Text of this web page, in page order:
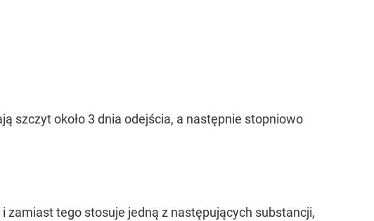
szczyt około 3 dnia odejścia, a następnie stopniowo
tego stosuje jedną z następujących substancji,